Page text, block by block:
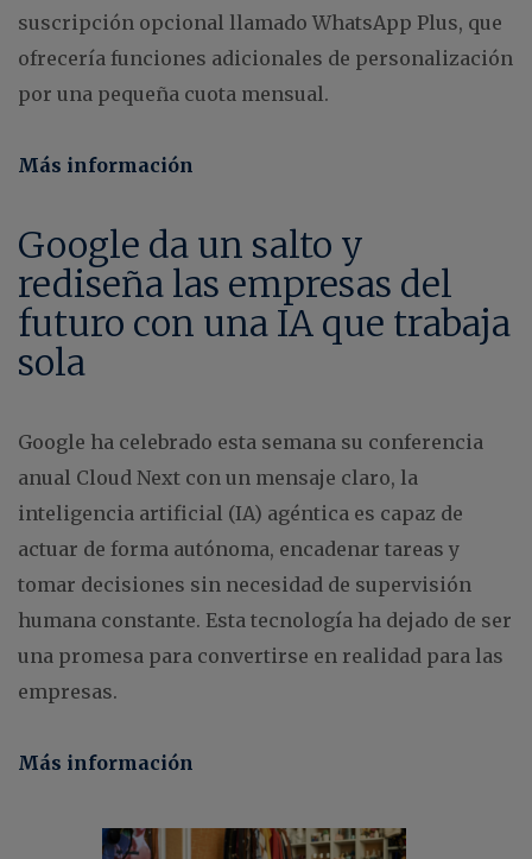
suscripción opcional llamado WhatsApp Plus, que
ofrecería funciones adicionales de personalización
por una pequeña cuota mensual.
Más información
Google da un salto y
rediseña las empresas del
futuro con una IA que trabaja
sola
Google ha celebrado esta semana su conferencia
anual Cloud Next con un mensaje claro, la
inteligencia artificial (IA) agéntica es capaz de
actuar de forma autónoma, encadenar tareas y
tomar decisiones sin necesidad de supervisión
humana constante. Esta tecnología ha dejado de ser
una promesa para convertirse en realidad para las
empresas.
Más información